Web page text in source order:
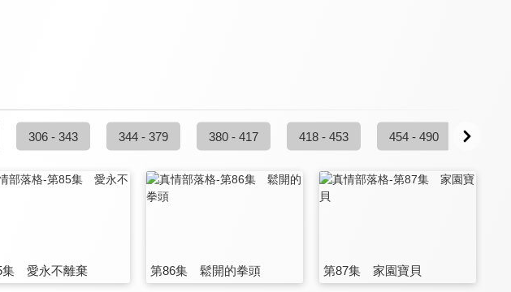
306 - 343 344 - 379 380 - 417 418 - 453 454 - 490
集 愛永不離棄 第86集 鬆開的拳頭 第87集 家園寶貝